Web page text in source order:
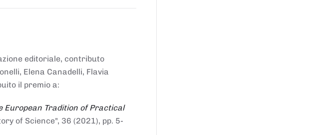
editoriale, contributo
Elena Canadelli, Flavia
il premio a:
European Tradition of Practical
of Science", 36 (2021), pp. 5-